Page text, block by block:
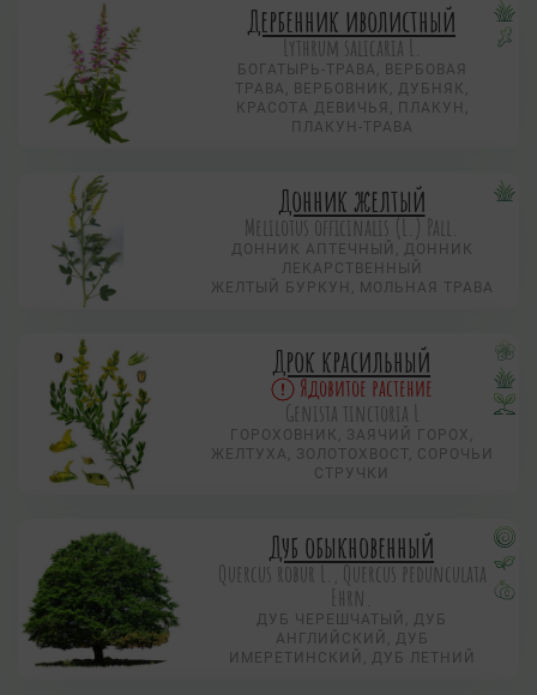
Дербенник иволистный
Lythrum salicaria L.
БОГАТЫРЬ-ТРАВА, ВЕРБОВАЯ
ТРАВА, ВЕРБОВНИК, ДУБНЯК,
КРАСОТА ДЕВИЧЬЯ, ПЛАКУН,
ПЛАКУН-ТРАВА
Донник желтый
Melilotus officinalis (L.) Pall.
ДОННИК АПТЕЧНЫЙ, ДОННИК
ЛЕКАРСТВЕННЫЙ
ЖЕЛТЫЙ БУРКУН, МОЛЬНАЯ ТРАВА
Дрок красильный
Ядовитое растение
Genista tinctoria L
ГОРОХОВНИК, ЗАЯЧИЙ ГОРОХ,
ЖЕЛТУХА, ЗОЛОТОХВОСТ, СОРОЧЬИ
СТРУЧКИ
Дуб обыкновенный
Quercus robur L., Quercus pedunculata
Ehrn.
ДУБ ЧЕРЕШЧАТЫЙ, ДУБ
АНГЛИЙСКИЙ, ДУБ
ИМЕРЕТИНСКИЙ, ДУБ ЛЕТНИЙ